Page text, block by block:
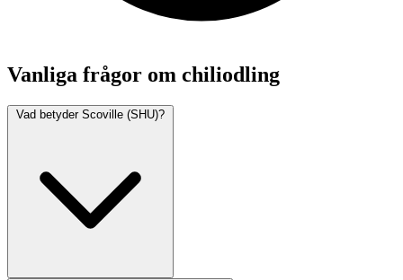
Vanliga frågor om chiliodling
Vad betyder Scoville (SHU)?